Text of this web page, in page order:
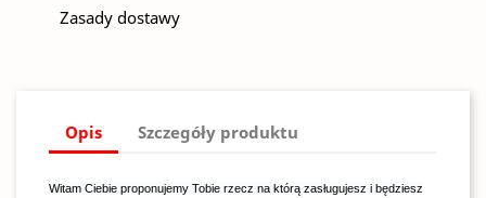
Zasady dostawy
Opis Szczegóły produktu
Witam Ciebie proponujemy Tobie rzecz na którą zasługujesz i będziesz